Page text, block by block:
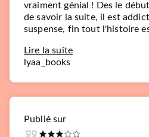
vraiment génial ! Des le
de savoir la suite, il est
suspense, fin tout l'histoire
Lire la suite
lyaa_books
Publié sur